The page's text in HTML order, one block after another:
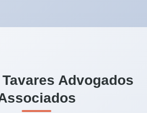
Advogados